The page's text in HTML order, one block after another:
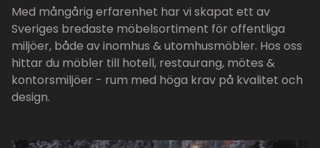
Med mångårig erfarenhet har vi skapat ett av
Sveriges bredaste möbelsortiment för offentliga
miljöer, både av inomhus & utomhusmöbler. Hos oss
hittar du möbler till hotell, restaurang, mötes &
kontorsmiljöer - rum med höga krav på kvalitet och
design.